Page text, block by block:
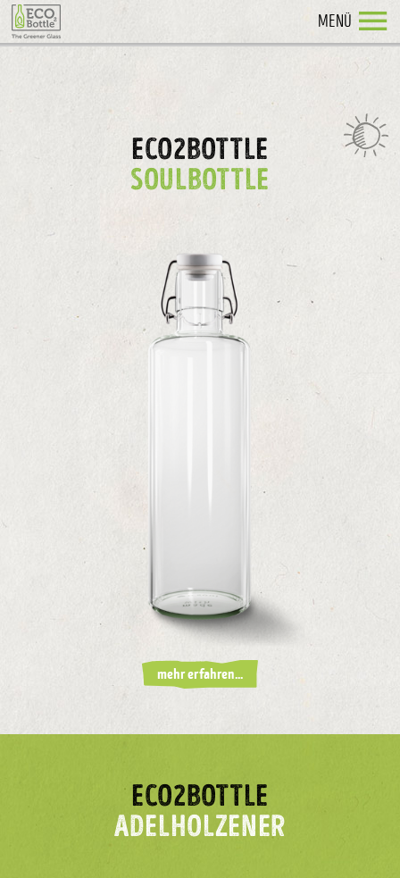
MENÜ
ECO2BOTTLE
SOULBOTTLE
mehr erfahren...
ECO2BOTTLE
ADELHOLZENER